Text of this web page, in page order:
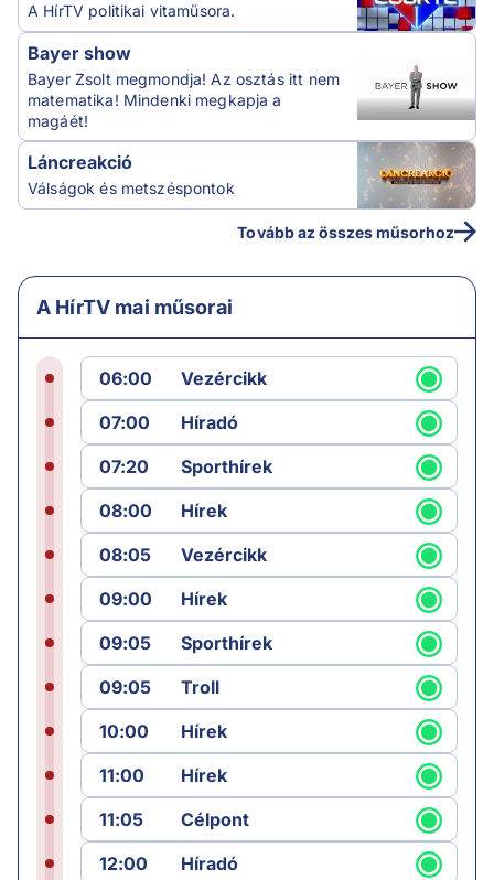
A HírTV politikai vitaműsora.
Bayer show
Bayer Zsolt megmondja! Az osztás itt nem
matematika! Mindenki megkapja a
magáét!
Láncreakció
Válságok és metszéspontok
Tovább az összes műsorhoz
A HírTV mai műsorai
06:00
Vezércikk
07:00
Híradó
07:20
Sporthírek
08:00
Hírek
08:05
Vezércikk
09:00
Hírek
09:05
Sporthírek
09:05
Troll
10:00
Hírek
11:00
Hírek
11:05
Célpont
12:00
Híradó